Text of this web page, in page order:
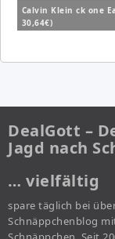
Calvin Klein ck one
30,64€)
DealGott –
Jagd nach
… vielfältig
spare täglich bei
Schnäppchenblog